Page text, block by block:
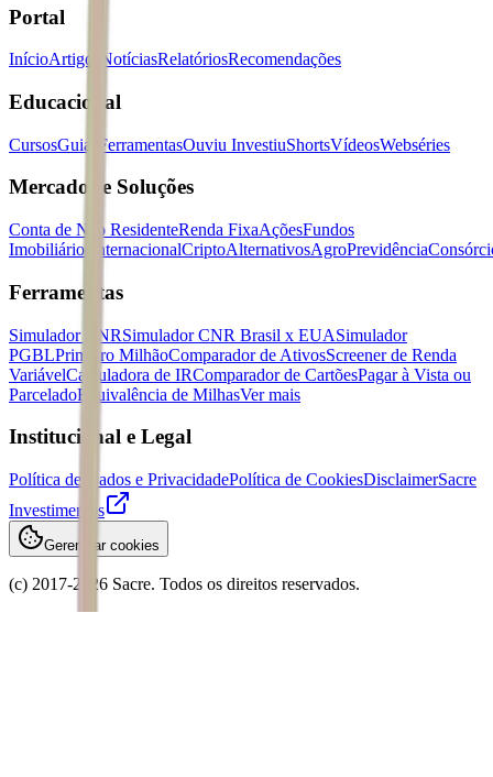
Portal
InícioArtigos NotíciasRelatóriosRecomendações
Educacional
CursosGuias FerramentasOuviu InvestiuShortsVídeosWebséries
Mercados e Soluções
Conta de Não ResidenteRenda FixaAçõesFundos
Imobiliários
InternacionalCriptoAlternativosAgroPrevidência
Ferramentas
Simulador CNRSimulador CNR Brasil x EUASimulador
PGBLPrimeiro MilhãoComparador de AtivosScreener de Renda
VariávelCalculadora de IRComparador de CartõesPagar à Vista ou
ParceladoEquivalência de MilhasVer mais
Institucional e Legal
Política de Dados e PrivacidadePolítica de CookiesDisclaimerSacre
Investimentos
Gerenciar cookies
(c) 2017-2026 Sacre. Todos os direitos reservados.